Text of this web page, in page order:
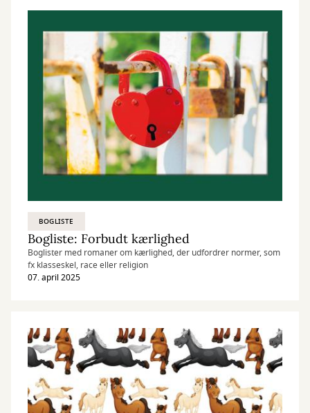
BOGLISTE
Bogliste: Forbudt kærlighed
Boglister med romaner om kærlighed, der udfordrer normer, som
fx klasseskel, race eller religion
07. april 2025